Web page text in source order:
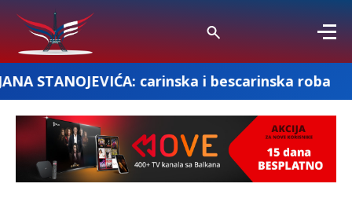
carinska i bescarinska roba